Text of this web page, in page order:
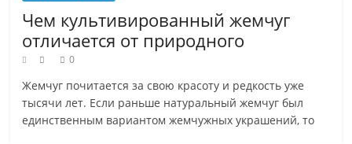
Чем культивированный жемчуг
отличается от природного
0
Жемчуг почитается за свою красоту и редкость уже
тысячи лет. Если раньше натуральный жемчуг был
единственным вариантом жемчужных украшений, то